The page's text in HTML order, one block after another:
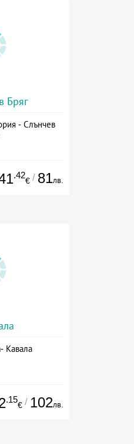
Бряг
- Слънчев
.42
€ / 81лв.
Кавала
.15
€ / 102лв.